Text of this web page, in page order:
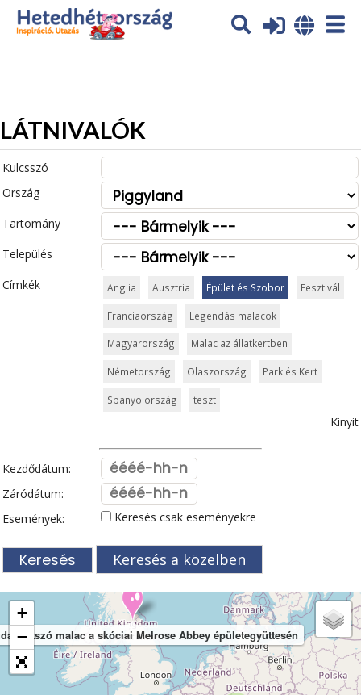
Az oldal sütiket (cookies) használ. További tájékoztatás itt:
Adatvédelmi tájékoztató
LÁTNIVALÓK
Kulcsszó
Ország
Tartomány
Település
Címkék
Anglia Ausztria Épület és Szobor Fesztivál
Franciaország Legendás malacok
Magyarország Malac az állatkertben
Németország Olaszország Park és Kert
Spanyolország teszt
Kinyit
Kezdődátum:
Záródátum:
Események:
Keresés csak eseményekre
Keresés a közelben
játszó malac a skóciai Melrose Abbey épületegyüttesén
+
−